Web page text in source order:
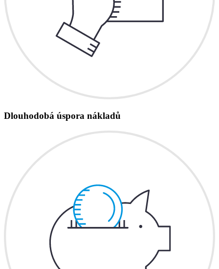
Dlouhodobá úspora nákladů